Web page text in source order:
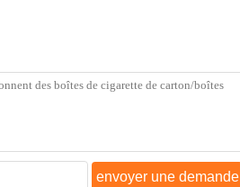
envoyer une demande